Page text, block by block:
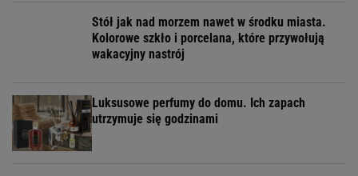
Stół jak nad morzem nawet w środku miasta.
Kolorowe szkło i porcelana, które przywołują
wakacyjny nastrój
Luksusowe perfumy do domu. Ich zapach
utrzymuje się godzinami